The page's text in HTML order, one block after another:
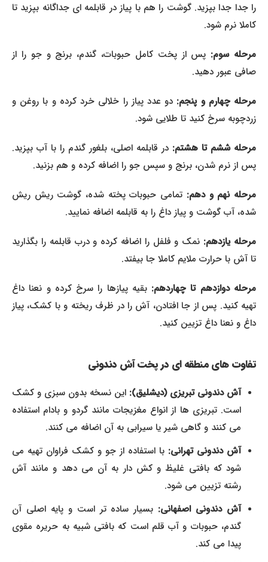
را جدا جدا بپزید. گوشت را هم با پیاز در قابلمه ای جداگانه بپزید تا
کاملا نرم شود.
مرحله سوم:پس از پخت کامل حبوبات، گندم، برنج و جو را از
صافی عبور دهید.
مرحله چهارم و پنجم:دو عدد پیاز را خلالی خرد کرده و با روغن و
زردچوبه سرخ کنید تا طلایی شود.
مرحله ششم تا هشتم:در قابلمه اصلی، بلغور گندم را با آب بپزید.
پس از نرم شدن، برنج و سپس جو را اضافه کرده و هم بزنید.
مرحله نهم و دهم:تمامی حبوبات پخته شده، گوشت ریش ریش
شده، آب گوشت و پیاز داغ را به قابلمه اضافه نمایید.
مرحله یازدهم:نمک و فلفل را اضافه کرده و درب قابلمه را بگذارید
تا آش با حرارت ملایم کاملا جا بیفتد.
مرحله دوازدهم تا چهاردهم:بقیه پیازها را سرخ کرده و نعنا داغ
تهیه کنید. پس از جا افتادن، آش را در ظرف ریخته و با کشک، پیاز
داغ و نعنا داغ تزیین کنید.
تفاوت های منطقه ای در پخت آش دندونی
آش دندونی تبریزی (دیشلیق):این نسخه بدون سبزی و کشک
است. تبریزی ها از انواع مغزیجات مانند گردو و بادام استفاده
می کنند و گاهی شیر یا سیرابی به آن اضافه می کنند.
آش دندونی تهرانی:با استفاده از جو و کشک فراوان تهیه می
شود که بافتی غلیظ و کش دار به آن می دهد و مانند آش
رشته تزیین می شود.
آش دندونی اصفهانی:بسیار ساده تر است و پایه اصلی آن
گندم، حبوبات و آب قلم است که بافتی شبیه به حریره مقوی
پیدا می کند.